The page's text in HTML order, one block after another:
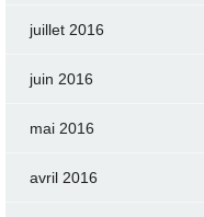
juillet 2016
juin 2016
mai 2016
avril 2016